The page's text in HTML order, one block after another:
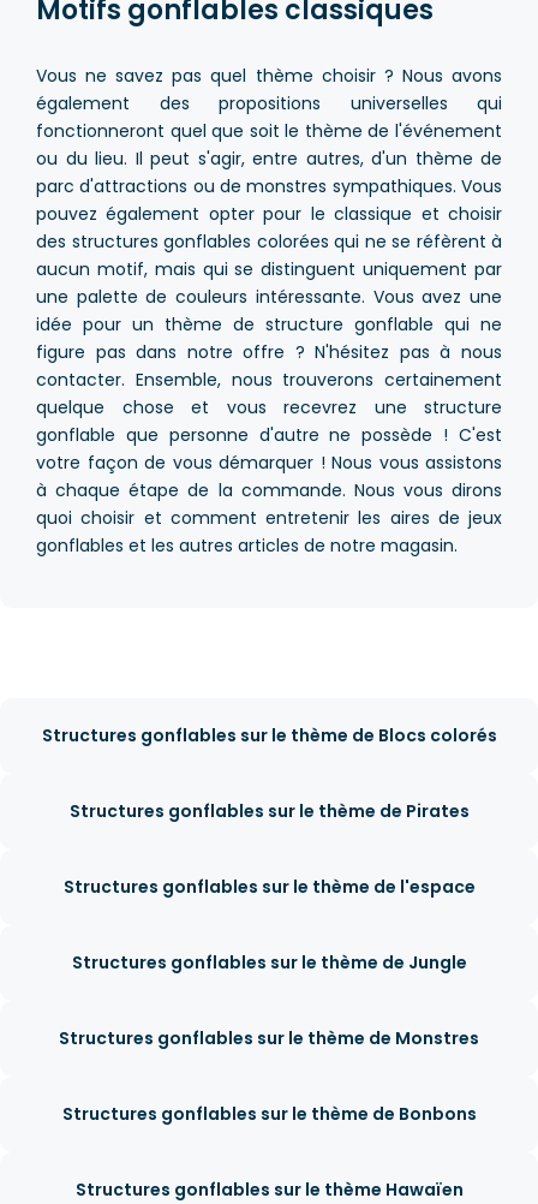
Motifs gonflables classiques
Vous ne savez pas quel thème choisir ? Nous avons
également des propositions universelles qui
fonctionneront quel que soit le thème de l'événement
ou du lieu. Il peut s'agir, entre autres, d'un thème de
parc d'attractions ou de monstres sympathiques. Vous
pouvez également opter pour le classique et choisir
des structures gonflables colorées qui ne se réfèrent à
aucun motif, mais qui se distinguent uniquement par
une palette de couleurs intéressante. Vous avez une
idée pour un thème de structure gonflable qui ne
figure pas dans notre offre ? N'hésitez pas à nous
contacter. Ensemble, nous trouverons certainement
quelque chose et vous recevrez une structure
gonflable que personne d'autre ne possède ! C'est
votre façon de vous démarquer ! Nous vous assistons
à chaque étape de la commande. Nous vous dirons
quoi choisir et comment entretenir les aires de jeux
gonflables et les autres articles de notre magasin.
Structures gonflables sur le thème de Blocs colorés
Structures gonflables sur le thème de Pirates
Structures gonflables sur le thème de l'espace
Structures gonflables sur le thème de Jungle
Structures gonflables sur le thème de Monstres
Structures gonflables sur le thème de Bonbons
Structures gonflables sur le thème Hawaïen